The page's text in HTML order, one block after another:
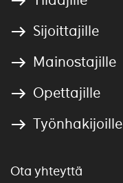
Sijoittajille
Mainostajille
Opettajille
Työnhakijoille
Ota yhteyttä